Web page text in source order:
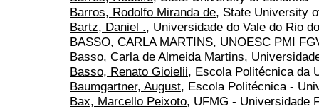
Barros, Rodolfo Miranda de, State University
Bartz, Daniel ., Universidade do Vale do Rio
BASSO, CARLA MARTINS, UNOESC PMI
Basso, Carla de Almeida Martins,
Basso, Renato Gioielii, Escola Politécnica da
Baumgartner, August, Escola Politécnica -
Bax, Marcello Peixoto, UFMG - Universidade